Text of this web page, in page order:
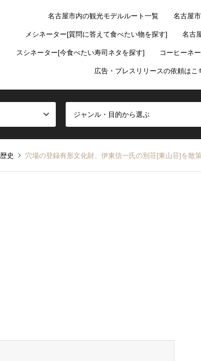
名古屋市内の観光モデルルート一覧 名古屋
メシネーター[質問に答えて食べたい物を探す] 名古
スシネーター[今食べたい寿司ネタを探す] コーヒーネ
広告・プレスリリースの依頼はこ
ジャンル・目的から選ぶ
史 穴場の登録有形文化財、伊東信一氏の別荘[東山荘]を散策